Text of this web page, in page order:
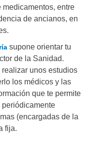
entre
de ancianos, en
supone orientar tu
de la Sanidad.
unos estudios
los médicos y las
que te permite
periódicamente
(encargadas de la
fija.